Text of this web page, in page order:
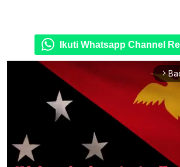
Ikuti Whatsapp Channel
arrow_forward_ios